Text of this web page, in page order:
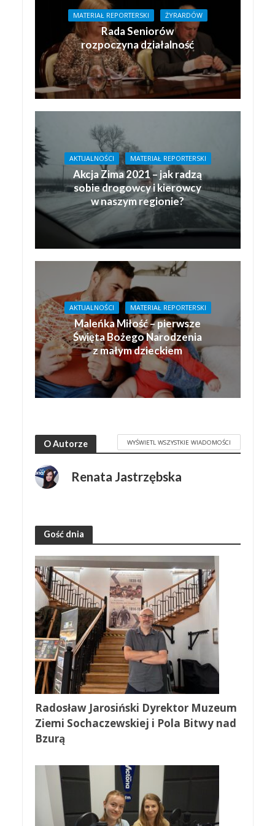
MATERIAŁ REPORTERSKI ŻYRARDÓW
Rada Seniorów
rozpoczyna działalność
AKTUALNOŚCI MATERIAŁ REPORTERSKI
Akcja Zima 2021 – jak radzą
sobie drogowcy i kierowcy
w naszym regionie?
AKTUALNOŚCI MATERIAŁ REPORTERSKI
Maleńka Miłość – pierwsze
Święta Bożego Narodzenia
z małym dzieckiem
O Autorze WYŚWIETL WSZYSTKIE WIADOMOŚCI
Renata Jastrzębska
Gość dnia
Radosław Jarosiński Dyrektor Muzeum
Ziemi Sochaczewskiej i Pola Bitwy nad
Bzurą